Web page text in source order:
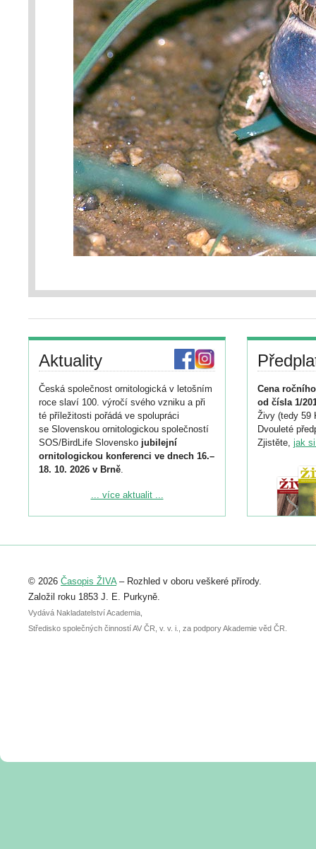
Aktuality
Česká společnost ornitologická v letošním
roce slaví 100. výročí svého vzniku a při
té příležitosti pořádá ve spolupráci
se Slovenskou ornitologickou společností
SOS/BirdLife Slovensko jubilejní
ornitologickou konferenci ve dnech 16.–
18. 10. 2026 v Brně.
Podrobnější informace ke konferenci
Registrovat se můžete do 6. září.
abstraktu přihlášené přednášky nebo
posteru je už 30. června.
... více aktualit ...
Cena
od čísla 1/
Živy (tedy 59
Dvouleté
Zjistěte, jak
© 2026 Časopis ŽIVA– Rozhled v oboru veškeré přírody.
Založil roku 1853 J. E. Purkyně.
Vydává Nakladatelství Academia,
Středisko společných činností AV ČR, v. v. i., za podpory Akademie věd ČR.